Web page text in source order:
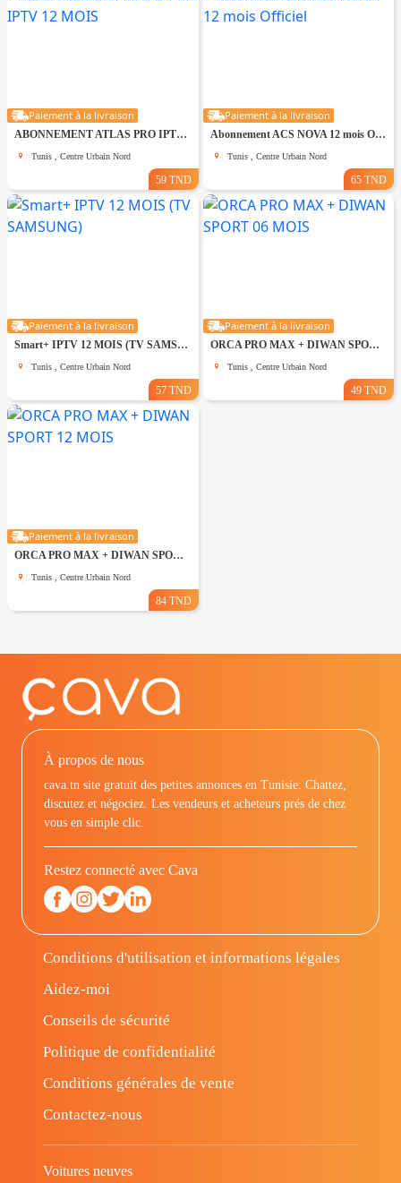
Paiement à la livraison
ABONNEMENT ATLAS PRO IPTV 12 MOIS
Tunis , Centre Urbain Nord
59 TND
Paiement à la livraison
Abonnement ACS NOVA 12 mois Officiel
Tunis , Centre Urbain Nord
65 TND
Paiement à la livraison
Smart+ IPTV 12 MOIS (TV SAMSUNG)
Tunis , Centre Urbain Nord
57 TND
Paiement à la livraison
ORCA PRO MAX + DIWAN SPORT 06 MOIS
Tunis , Centre Urbain Nord
49 TND
Paiement à la livraison
ORCA PRO MAX + DIWAN SPORT 12 MOIS
Tunis , Centre Urbain Nord
84 TND
À propos de nous
cava.tn site gratuit des petites annonces en Tunisie: Chattez,
discutez et négociez. Les vendeurs et acheteurs prés de chez
vous en simple clic.
Restez connecté avec Cava
Conditions d'utilisation et informations légales
Aidez-moi
Conseils de sécurité
Politique de confidentialité
Conditions générales de vente
Contactez-nous
Voitures neuves